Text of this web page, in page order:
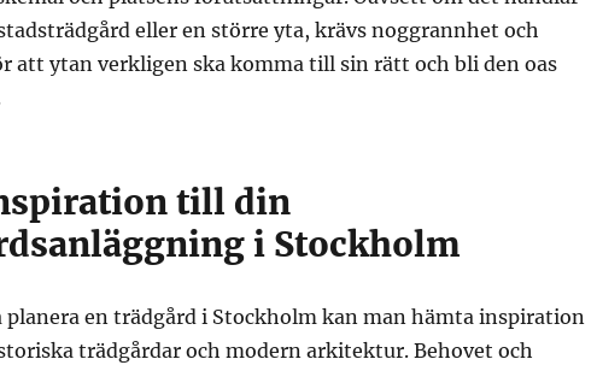
eller en större yta, krävs noggrannhet och
att ytan verkligen ska komma till sin rätt och bli den oas
till din
i Stockholm
planera en trädgård i Stockholm kan man hämta inspiration
trädgårdar och modern arkitektur. Behovet och